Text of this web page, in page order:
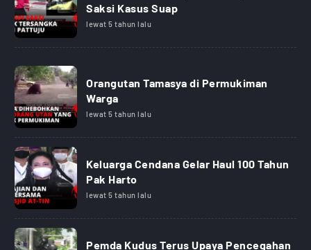
Saksi Kasus Suap
lewat 5 tahun lalu
Orangutan Tamasya di Permukiman
Warga
lewat 5 tahun lalu
Keluarga Cendana Gelar Haul 100 Tahun
Pak Harto
lewat 5 tahun lalu
Pemda Kudus Terus Upaya Pencegahan